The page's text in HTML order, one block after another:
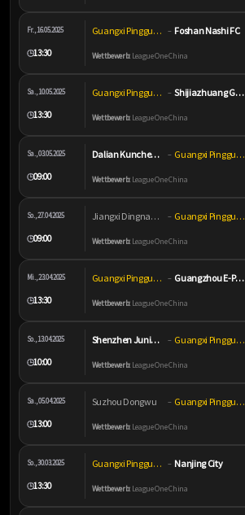
Fr., 16.05.2025
🕒13:30
Guangxi Pingguo Haliao – Foshan Nashi FC
Wettbewerb:League One China
Sa., 10.05.2025
🕒13:30
Guangxi Pingguo Haliao – Shijiazhuang Gongfu
Wettbewerb:League One China
Sa., 03.05.2025
🕒09:00
Dalian Kuncheng City – Guangxi Pingguo Haliao
Wettbewerb:League One China
So., 27.04.2025
🕒09:00
Jiangxi Dingnan United – Guangxi Pingguo Haliao
Wettbewerb:League One China
Mi., 23.04.2025
🕒13:30
Guangxi Pingguo Haliao – Guangzhou E-Power FC
Wettbewerb:League One China
So., 13.04.2025
🕒10:00
Shenzhen Juniors FC – Guangxi Pingguo Haliao
Wettbewerb:League One China
Sa., 05.04.2025
🕒13:00
Suzhou Dongwu – Guangxi Pingguo Haliao
Wettbewerb:League One China
So., 30.03.2025
🕒13:30
Guangxi Pingguo Haliao – Nanjing City
Wettbewerb:League One China